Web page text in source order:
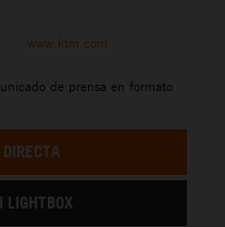
www.ktm.com
de prensa en formato
DIRECTA
LIGHTBOX